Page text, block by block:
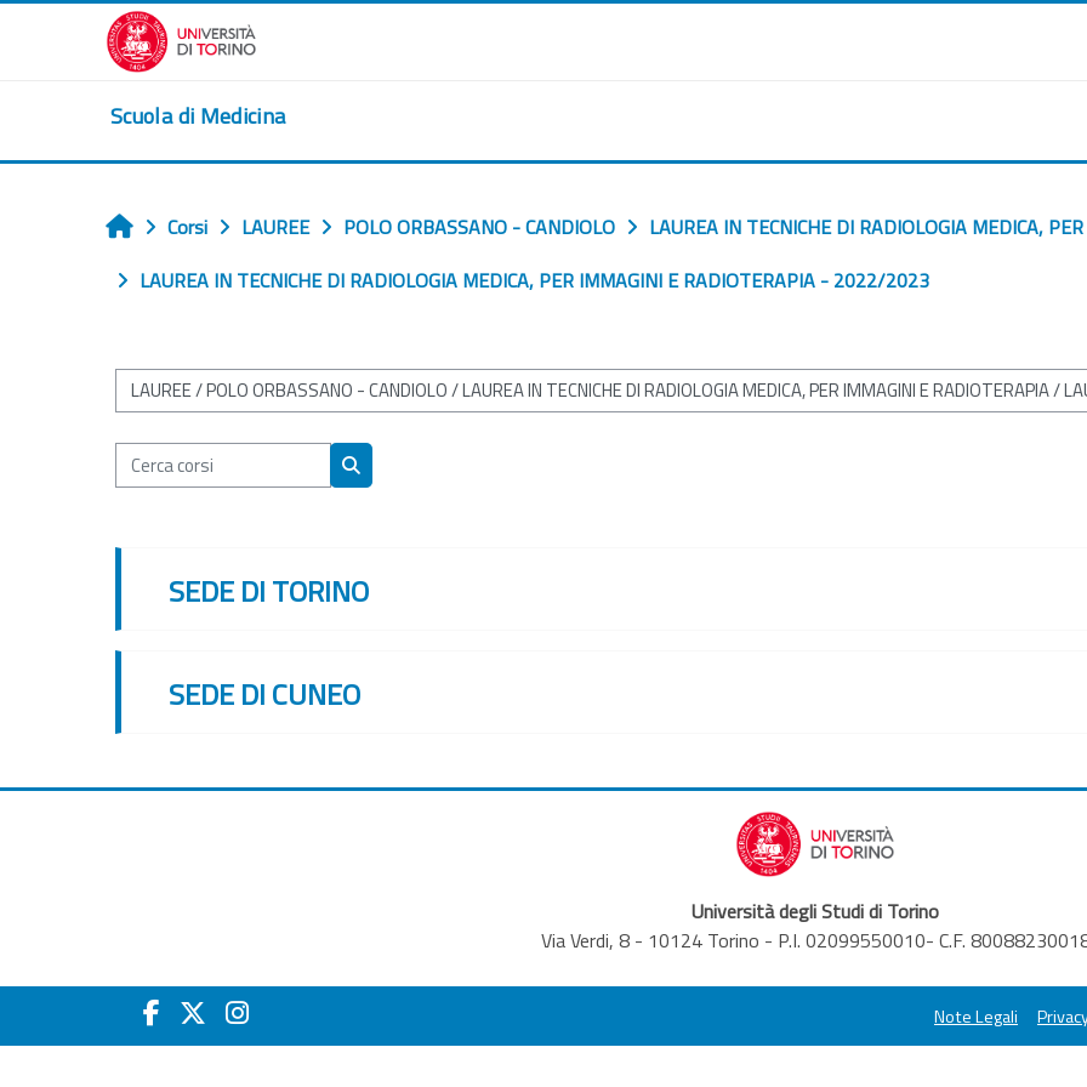
Vai al contenuto principale
Scuola di Medicina
Home
Corsi LAUREE POLO ORBASSANO - CANDIOLO
LAUREA IN TECNICHE DI RADIOLOGIA MEDICA,
LAUREA IN TECNICHE DI RADIOLOGIA MEDICA, PER IMMAGINI E RADIOTERAPIA - 2022/2023
Categorie di corso
Cerca corsi
Cerca corsi
SEDE DI TORINO
SEDE DI CUNEO
Università degli Studi di Torino
Via Verdi, 8 - 10124 Torino - P.I. 02099550010- C.F.
Note Legali